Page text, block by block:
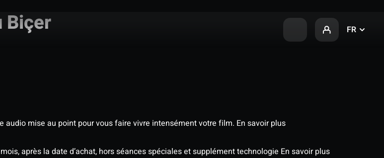
FR
Biçer
mise au point pour vous faire vivre intensément votre film. En savoir plus
après la date d’achat, hors séances spéciales et supplément technologie En savoir plus